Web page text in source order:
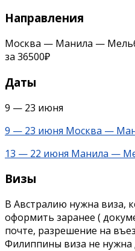
Направления
Москва — Манила —
за 36500₽
Даты
9 — 23 июня
9 — 23 июня Москва —
13 — 22 июня Манила —
Визы
В Австралию нужна виза,
оформить заранее (
почте, разрешение на
Филиппины виза не нужна